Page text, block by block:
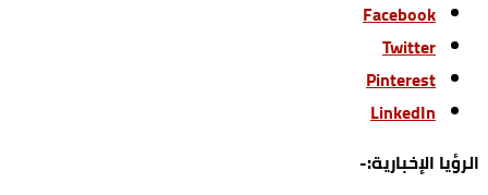
Facebook
Twitter
Pinterest
LinkedIn
الرؤيا الإخبارية:-